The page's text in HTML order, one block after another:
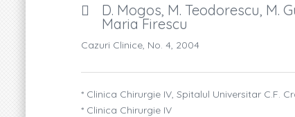
D. Mogos, M. Teodorescu, M.
Maria Firescu
Cazuri Clinice, No. 4, 2004
* Clinica Chirurgie IV, Spitalul Universitar C.F.
* Clinica Chirurgie IV